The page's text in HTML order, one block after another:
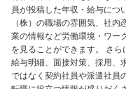
員が投稿した年収・給与につ
（株）の職場の雰囲気、社
業の情報など労働環境・ワー
を見ることができます。 さら
給与明細、面接対策、採用、
ではなく契約社員や派遣社員